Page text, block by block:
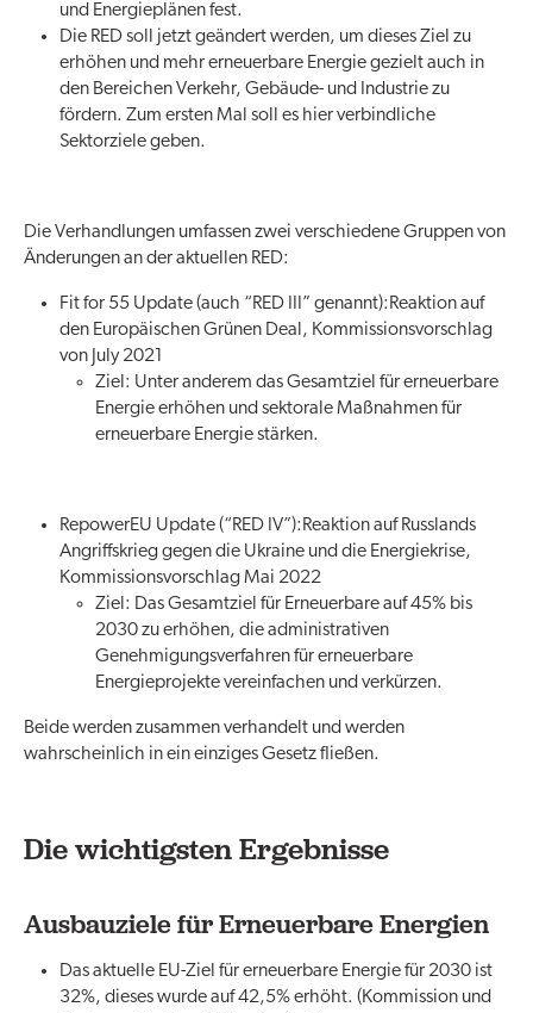
und Energieplänen fest.
Die RED soll jetzt geändert werden, um dieses Ziel zu
erhöhen und mehr erneuerbare Energie gezielt auch in
den Bereichen Verkehr, Gebäude- und Industrie zu
fördern. Zum ersten Mal soll es hier verbindliche
Sektorziele geben.
Die Verhandlungen umfassen zwei verschiedene Gruppen von
Änderungen an der aktuellen RED:
Fit for 55 Update (auch “RED III” genannt):Reaktion auf
den Europäischen Grünen Deal, Kommissionsvorschlag
von July 2021
Ziel: Unter anderem das Gesamtziel für erneuerbare
Energie erhöhen und sektorale Maßnahmen für
erneuerbare Energie stärken.
RepowerEU Update (“RED IV”):Reaktion auf Russlands
Angriffskrieg gegen die Ukraine und die Energiekrise,
Kommissionsvorschlag Mai 2022
Ziel: Das Gesamtziel für Erneuerbare auf 45% bis
2030 zu erhöhen, die administrativen
Genehmigungsverfahren für erneuerbare
Energieprojekte vereinfachen und verkürzen.
Beide werden zusammen verhandelt und werden
wahrscheinlich in ein einziges Gesetz fließen.
Die wichtigsten Ergebnisse
Ausbauziele für Erneuerbare Energien
Das aktuelle EU-Ziel für erneuerbare Energie für 2030 ist
32%, dieses wurde auf 42,5% erhöht. (Kommission und